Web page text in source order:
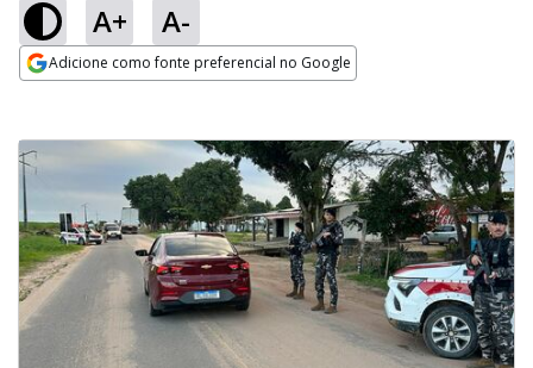
A+ A-
Adicione como fonte preferencial no Google